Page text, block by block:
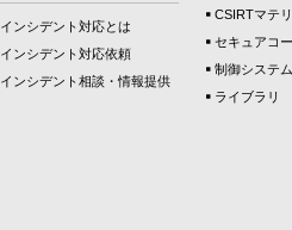
インシデント対応とは
インシデント対応依頼
インシデント相談・情報提供
CSIRTマテ
セキュアコ
制御システ
ライブラリ